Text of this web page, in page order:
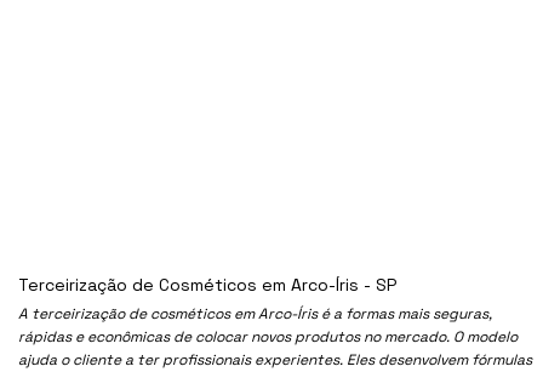
A terceirização de cosméticos em Arco-Íris é a formas mais seguras,
rápidas e econômicas de colocar novos produtos no mercado. O modelo
ajuda o cliente a ter profissionais experientes. Eles desenvolvem fórmulas
Terceirização de Cosméticos em Arco-Íris - SP